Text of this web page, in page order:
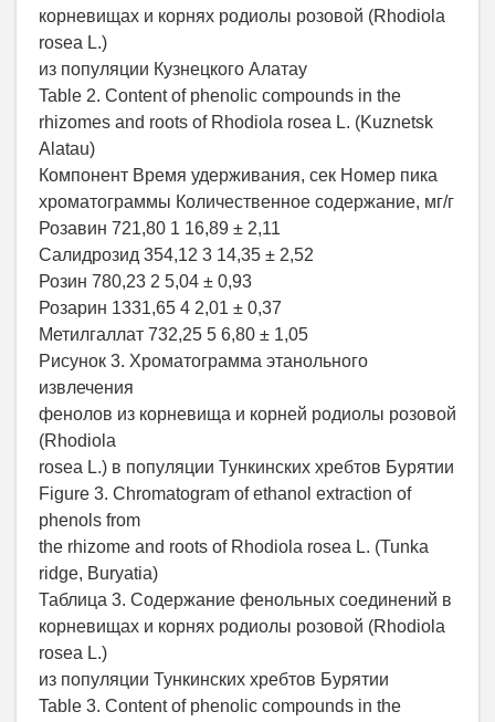
корневищах и корнях родиолы розовой (Rhodiola
rosea L.)
из популяции Кузнецкого Алатау
Table 2. Content of phenolic compounds in the
rhizomes and roots of Rhodiola rosea L. (Kuznetsk
Alatau)
Компонент Время удерживания, сек Номер пика
хроматограммы Количественное содержание, мг/г
Розавин 721,80 1 16,89 ± 2,11
Салидрозид 354,12 3 14,35 ± 2,52
Розин 780,23 2 5,04 ± 0,93
Розарин 1331,65 4 2,01 ± 0,37
Метилгаллат 732,25 5 6,80 ± 1,05
Рисунок 3. Хроматограмма этанольного
извлечения
фенолов из корневища и корней родиолы розовой
(Rhodiola
rosea L.) в популяции Тункинских хребтов Бурятии
Figure 3. Chromatogram of ethanol extraction of
phenols from
the rhizome and roots of Rhodiola rosea L. (Tunka
ridge, Buryatia)
Таблица 3. Содержание фенольных соединений в
корневищах и корнях родиолы розовой (Rhodiola
rosea L.)
из популяции Тункинских хребтов Бурятии
Table 3. Content of phenolic compounds in the